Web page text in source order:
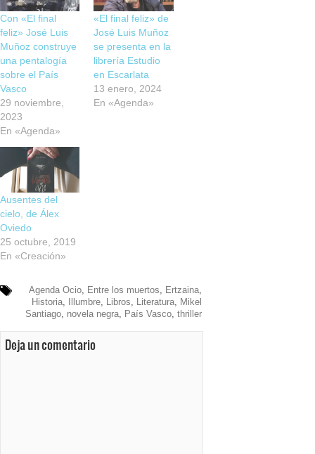
Con «El final
feliz» José Luis
Muñoz construye
una pentalogía
sobre el País
Vasco
29 noviembre,
2023
En «Agenda»
«El final feliz» de
José Luis Muñoz
se presenta en la
librería Estudio
en Escarlata
13 enero, 2024
En «Agenda»
Ausentes del
cielo, de Álex
Oviedo
25 octubre, 2019
En «Creación»
Agenda Ocio, Entre los muertos Ertzaina,
Historia, Illumbre, Libros Literatura, Mikel
Santiago, novela negra, País Vasco, thriller
Deja un comentario